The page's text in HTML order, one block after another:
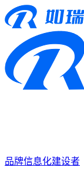
品牌信息化建设者